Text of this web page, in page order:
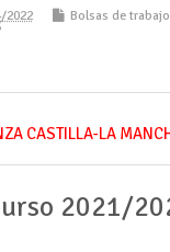
2022 Bolsas de
CASTILLA-LA
2021/